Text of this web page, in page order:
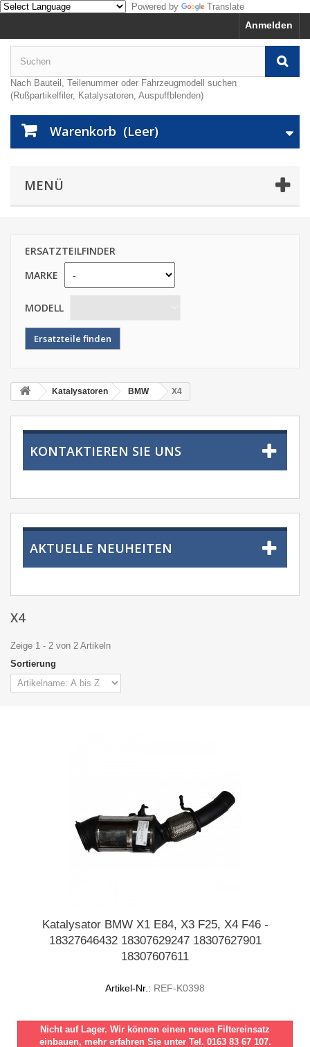
Powered by Translate
Anmelden
Nach Bauteil, Teilenummer oder Fahrzeugmodell suchen
(Rußpartikelfiler, Katalysatoren, Auspuffblenden)
Warenkorb (Leer)
MENÜ
ERSATZTEILFINDER
MARKE
MODELL
Katalysatoren BMW X4
KONTAKTIEREN SIE UNS
AKTUELLE NEUHEITEN
X4
Zeige 1 - 2 von 2 Artikeln
Sortierung
Katalysator BMW X1 E84, X3 F25, X4 F46 -
18327646432 18307629247 18307627901
18307607611
Artikel-Nr.: REF-K0398
Nicht auf Lager. Wir können einen neuen Filtereinsatz
einbauen, mehr erfahren Sie unter Tel. 0163 83 67 107.